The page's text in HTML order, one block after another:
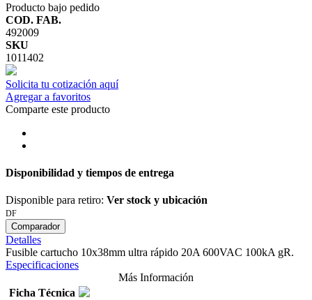
Producto bajo pedido
COD. FAB.
492009
SKU
1011402
Solicita tu cotización aquí
Agregar a favoritos
Comparte este producto
Disponibilidad y tiempos de entrega
Disponible para retiro: Ver stock y ubicación
DF
Comparador
Detalles
Fusible cartucho 10x38mm ultra rápido 20A 600VAC 100kA gR.
Especificaciones
Más Información
Ficha Técnica